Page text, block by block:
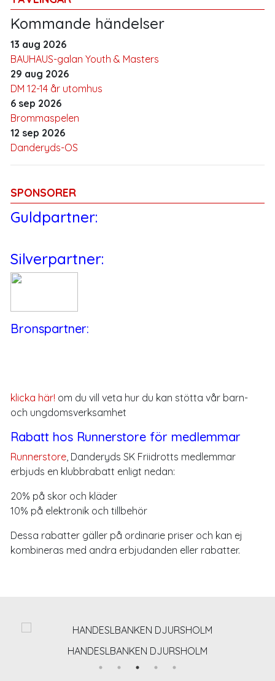
Kommande händelser
13 aug 2026
BAUHAUS-galan Youth & Masters
29 aug 2026
DM 12-14 år utomhus
6 sep 2026
Brommaspelen
12 sep 2026
Danderyds-OS
SPONSORER
Guldpartner:
Silverpartner:
Bronspartner:
klicka här! om du vill veta hur du kan stötta vår barn-
och ungdomsverksamhet
Rabatt hos Runnerstore för medlemmar
Runnerstore , Danderyds SK Friidrotts medlemmar
erbjuds en klubbrabatt enligt nedan:
20% på skor och kläder
10% på elektronik och tillbehör
Dessa rabatter gäller på ordinarie priser och kan ej
kombineras med andra erbjudanden eller rabatter.
HANDESLBANKEN DJURSHOLM